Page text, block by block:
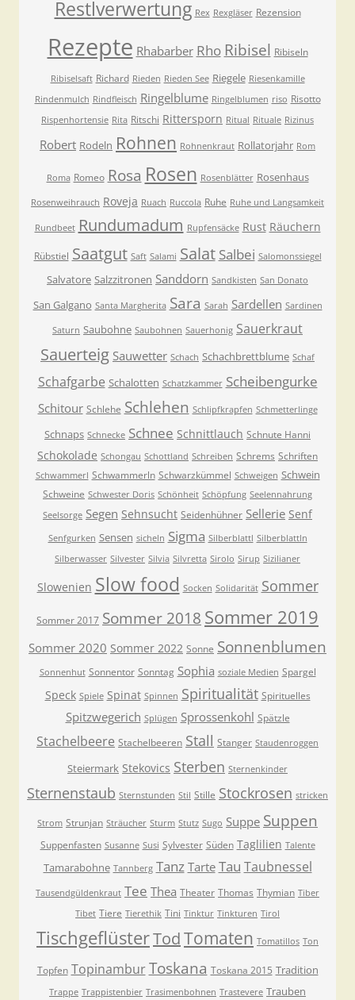
Restlverwertung Rex Rexgläser Rezension
Rezepte Rhabarber Rho Ribisel Ribiseln
Ribiselsaft Richard Rieden Rieden See Riegele Riesenkamille
Rindenmulch Rindfleisch Ringelblume Ringelblumen riso Risotto
Rispenhortensie Rita Ritschi Rittersporn Ritual Rituale Rizinus
Robert Rodeln Rohnen Rohnenkraut Rollatorjahr Rom
Roma Romeo Rosa Rosen Rosenblätter Rosenhaus
Rosenweihrauch Roveja Ruach Ruccola Ruhe Ruhe und Langsamkeit
Rundbeet Rundumadum Rupfensäcke Rust Räuchern
Rübstiel Saatgut Saft Salami Salat Salbei Salomonssiegel
Salvatore Salzzitronen Sanddorn Sandkisten San Donato
San Galgano Santa Margherita Sara Sarah Sardellen Sardinen
Saturn Saubohne Saubohnen Sauerhonig Sauerkraut
Sauerteig Sauwetter Schach Schachbrettblume Schaf
Schafgarbe Schalotten Schatzkammer Scheibengurke
Schitour Schlehe Schlehen Schlipfkrapfen Schmetterlinge
Schnaps Schnecke Schnee Schnittlauch Schnute Hanni
Schokolade Schongau Schottland Schreiben Schrems Schriften
Schwammerl Schwammerln Schwarzkümmel Schweigen Schwein
Schweine Schwester Doris Schönheit Schöpfung Seelennahrung
Seelsorge Segen Sehnsucht Seidenhühner Sellerie Senf
Senfgurken Sensen sicheln Sigma Silberblattl Silberblattln
Silberwasser Silvester Silvia Silvretta Sirolo Sirup Sizilianer
Slowenien Slow food Socken Solidarität Sommer
Sommer 2017 Sommer 2018 Sommer 2019
Sommer 2020 Sommer 2022 Sonne Sonnenblumen
Sonnenhut Sonnentor Sonntag Sophia soziale Medien Spargel
Speck Spiele Spinat Spinnen Spiritualität Spirituelles
Spitzwegerich Splügen Sprossenkohl Spätzle
Stachelbeere Stachelbeeren Stall Stanger Staudenroggen
Steiermark Stekovics Sterben Sternenkinder
Sternenstaub Sternstunden Stil Stille Stockrosen stricken
Strom Strunjan Sträucher Sturm Stutz Sugo Suppe Suppen
Suppenfasten Susanne Susi Sylvester Süden Taglilien Talente
Tamarabohne Tannberg Tanz Tarte Tau Taubnessel
Tausendgüldenkraut Tee Thea Theater Thomas Thymian Tiber
Tibet Tiere Tierethik Tini Tinktur Tinkturen Tirol
TischgeflüsterTodTomaten Tomatillos Ton
Topfen Topinambur Toskana Toskana 2015 Tradition
Trappe Trappistenbier Trasimenbohnen Trastevere Trauben